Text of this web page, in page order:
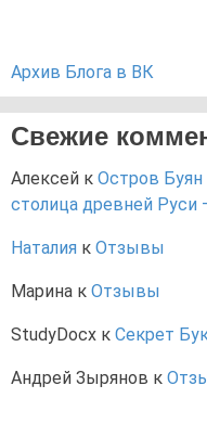
Архив Блога в ВК
Свежие
Алексей к Остров
столица древней Руси
Наталия к Отзывы
Марина к Отзывы
StudyDocx к Секрет
Андрей Зырянов к